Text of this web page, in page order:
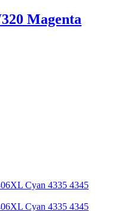
Magenta